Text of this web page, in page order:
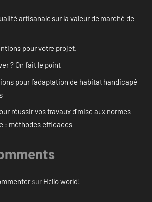
artisanale sur la valeur de marché de
pour votre projet.
? On fait le point
pour l’adaptation de habitat handicapé
réussir vos travaux d’mise aux normes
: méthodes efficaces
sur Hello world!